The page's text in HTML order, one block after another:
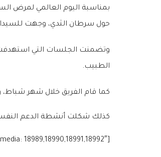
بمناسبة اليوم العالمي لمرض
حول سرطان الثدي، وجهت
الطبيب.
كما قام الفريق خلال شهر شباط، وعبر
كذلك شكلت أنشطة الدعم
[g_slider2 source=”media: 18989,18990,18991,18992″]